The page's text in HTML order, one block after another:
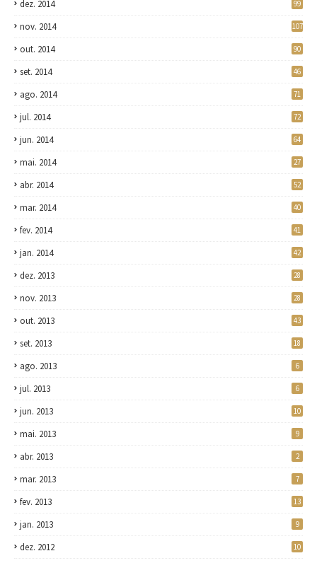
dez. 2014 99
nov. 2014 107
out. 2014 90
set. 2014 46
ago. 2014 71
jul. 2014 72
jun. 2014 64
mai. 2014 27
abr. 2014 52
mar. 2014 40
fev. 2014 41
jan. 2014 42
dez. 2013 28
nov. 2013 28
out. 2013 43
set. 2013 18
ago. 2013 6
jul. 2013 6
jun. 2013 10
mai. 2013 9
abr. 2013 2
mar. 2013 7
fev. 2013 13
jan. 2013 9
dez. 2012 10